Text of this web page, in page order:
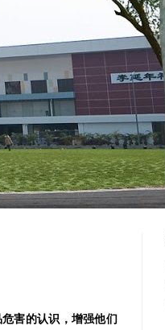
害的认识，增强他们